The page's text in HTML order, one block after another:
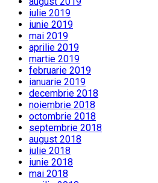
iulie 2019
iunie 2019
mai 2019
aprilie 2019
martie 2019
februarie 2019
ianuarie 2019
decembrie 2018
noiembrie 2018
octombrie 2018
septembrie 2018
august 2018
iulie 2018
iunie 2018
mai 2018